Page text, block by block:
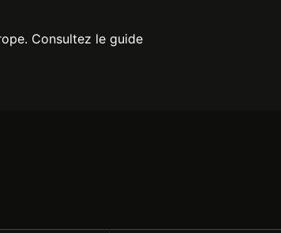
Consultez le guide